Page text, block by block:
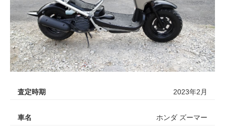
査定時期 2023年2月
車名 ホンダ ズーマー